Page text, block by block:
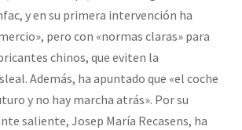
y en su primera intervención ha
pero con «normas claras» para
chinos, que eviten la
Además, ha apuntado que «el coche
y no hay marcha atrás». Por su
saliente, Josep María Recasens, ha